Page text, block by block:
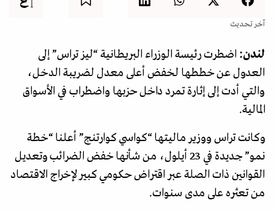
آخر تحديث
لندن: اضطرت رئيسة الوزراء البريطانية “ليز تراس” إلى
العدول عن خططها لخفض أعلى معدل لضريبة الدخل،
والتي أدت إلى إثارة تمرد داخل حزبها واضطراب في الأسواق
المالية.
وكانت تراس ووزير ماليتها “كواسي كوارتنج” أعلنا “خطة
نمو” جديدة في 23 أيلول، من شأنها خفض الضرائب وتعديل
القوانين ذات الصلة عبر اقتراض حكومي كبير لإخراج الاقتصاد
من تعثره على مدى سنوات.